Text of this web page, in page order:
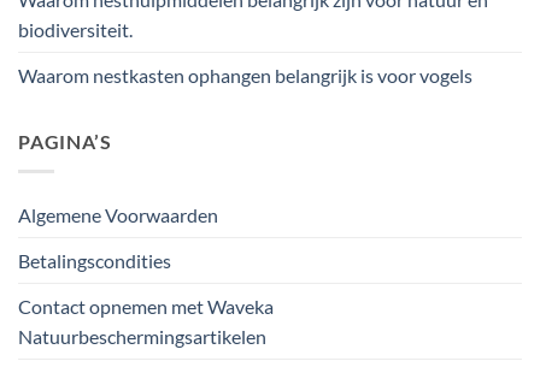
biodiversiteit.
Waarom nestkasten ophangen belangrijk is voor vogels
PAGINA’S
Algemene Voorwaarden
Betalingscondities
Contact opnemen met Waveka
Natuurbeschermingsartikelen